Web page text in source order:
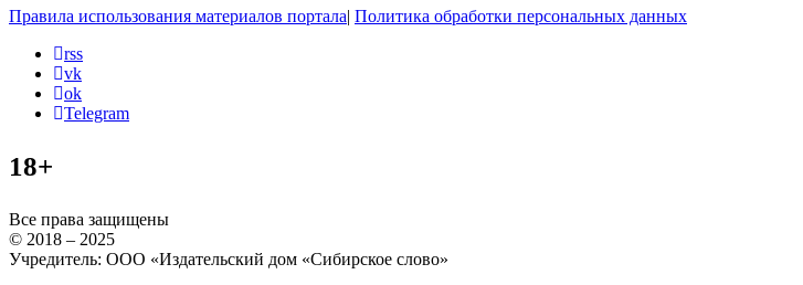
Правила использования материалов портала| Политика обработки персональных данных
rss
vk
ok
Telegram
18+
Все права защищены
© 2018 – 2025
Учредитель: ООО «Издательский дом «Сибирское слово»